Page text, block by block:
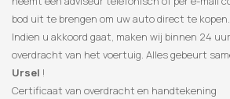
​​bod uit te brengen om uw auto direct te kopen.
Indien u akkoord gaat, maken wij binnen 24
overdracht van het voertuig. Alles gebeurt
Ursel !
Certificaat van overdracht en handtekening